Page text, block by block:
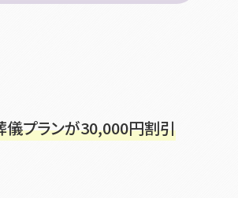
儀プランが30,000円割引